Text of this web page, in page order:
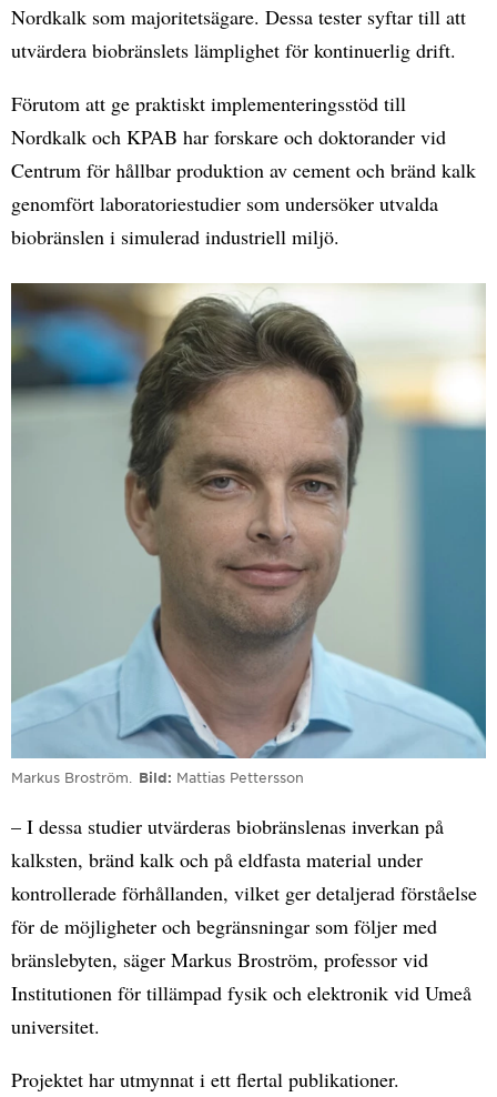
Nordkalk som majoritetsägare. Dessa tester syftar till att
utvärdera biobränslets lämplighet för kontinuerlig drift.
Förutom att ge praktiskt implementeringsstöd till
Nordkalk och KPAB har forskare och doktorander vid
Centrum för hållbar produktion av cement och bränd kalk
genomfört laboratoriestudier som undersöker utvalda
biobränslen i simulerad industriell miljö.
Markus Broström. Bild Mattias Pettersson
– I dessa studier utvärderas biobränslenas inverkan på
kalksten, bränd kalk och på eldfasta material under
kontrollerade förhållanden, vilket ger detaljerad förståelse
för de möjligheter och begränsningar som följer med
bränslebyten, säger Markus Broström, professor vid
Institutionen för tillämpad fysik och elektronik vid Umeå
universitet.
Projektet har utmynnat i ett flertal publikationer.